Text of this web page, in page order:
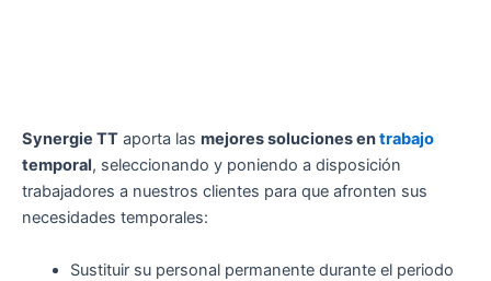
Synergie TT aporta las mejores soluciones entrabajo
temporal, seleccionando y poniendo a disposición
trabajadores a nuestros clientes para que afronten sus
necesidades temporales:
Sustituir su personal permanente durante el periodo